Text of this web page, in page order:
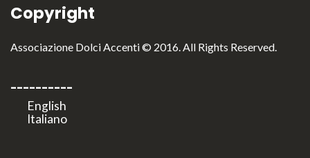
Copyright
Associazione Dolci Accenti © 2016. All Rights Reserved.
----------